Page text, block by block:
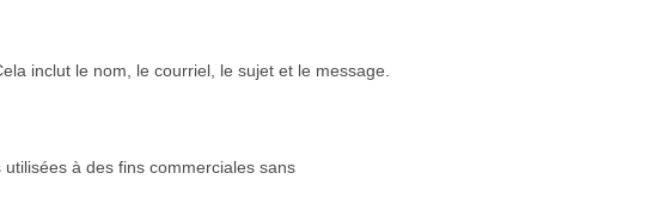
inclut le nom, le courriel, le sujet et le message.
à des fins commerciales sans